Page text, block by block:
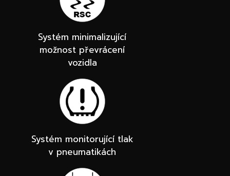
Systém minimalizující
možnost převrácení
vozidla
Systém monitorující tlak
v pneumatikách